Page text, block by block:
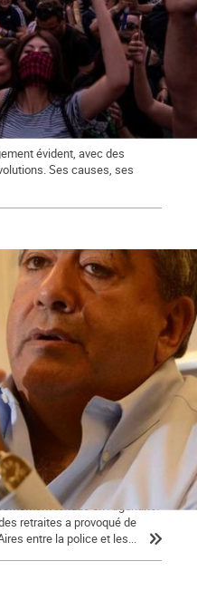
le monde
évident, avec des
Ses causes, ses
: le bras de fer
tendue en Argentine.
retraites a provoqué de
entre la police et les...